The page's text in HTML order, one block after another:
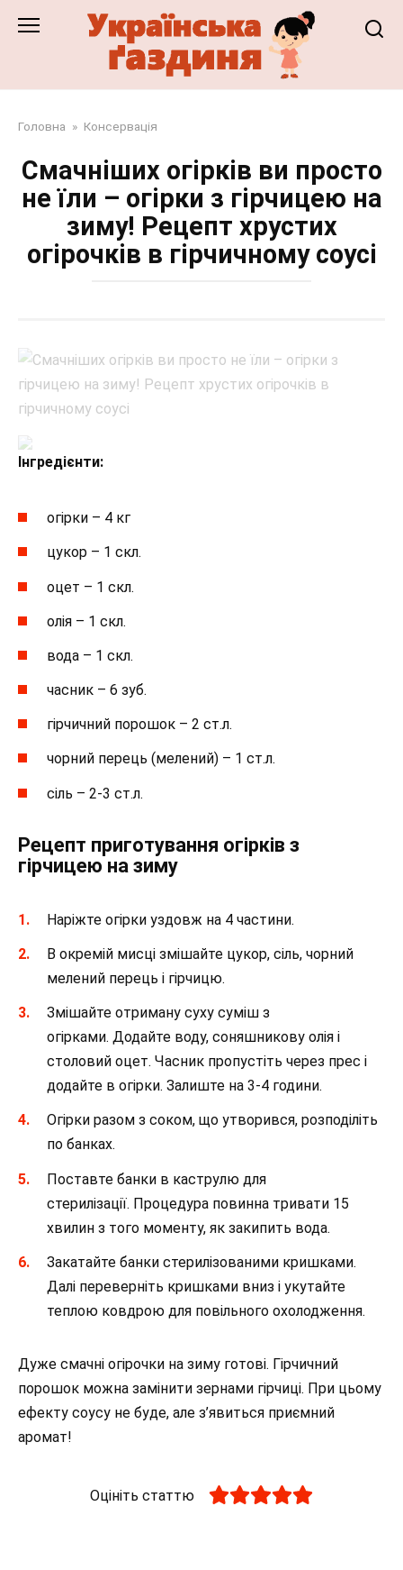
Головна » Консервація
Смачніших огірків ви просто
не їли – огірки з гірчицею на
зиму! Рецепт хрустих
огірочків в гірчичному соусі
Інгредієнти:
огірки – 4 кг
цукор – 1 скл.
оцет – 1 скл.
олія – 1 скл.
вода – 1 скл.
часник – 6 зуб.
гірчичний порошок – 2 ст.л.
чорний перець (мелений) – 1 ст.л.
сіль – 2-3 ст.л.
Рецепт приготування огірків з
гірчицею на зиму
Наріжте огірки уздовж на 4 частини.
В окремій мисці змішайте цукор, сіль, чорний
мелений перець і гірчицю.
Змішайте отриману суху суміш з
огірками. Додайте воду, соняшникову олія і
столовий оцет. Часник пропустіть через прес і
додайте в огірки. Залиште на 3-4 години.
Огірки разом з соком, що утворився, розподіліть
по банках.
Поставте банки в каструлю для
стерилізації. Процедура повинна тривати 15
хвилин з того моменту, як закипить вода.
Закатайте банки стерилізованими кришками.
Далі переверніть кришками вниз і укутайте
теплою ковдрою для повільного охолодження.
Дуже смачні огірочки на зиму готові. Гірчичний
порошок можна замінити зернами гірчиці. При цьому
ефекту соусу не буде, але з’явиться приємний
аромат!
Оцініть статтю